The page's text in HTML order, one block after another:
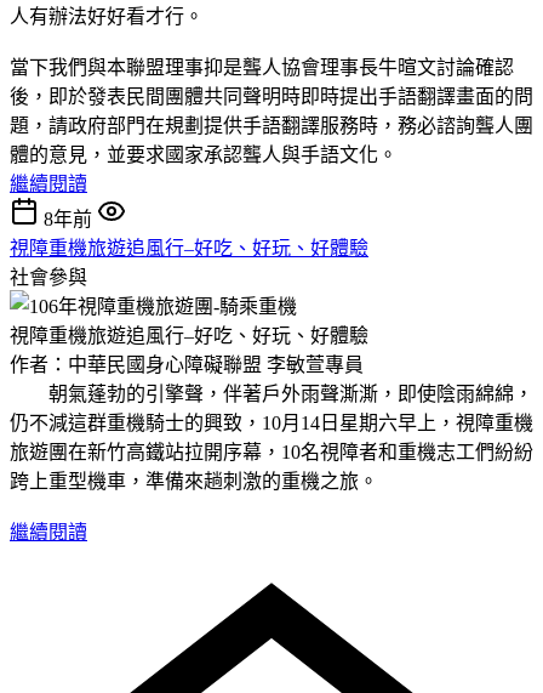
人有辦法好好看才行。
當下我們與本聯盟理事抑是聾人協會理事長牛暄文討論確認
後，即於發表民間團體共同聲明時即時提出手語翻譯畫面的問
題，請政府部門在規劃提供手語翻譯服務時，務必諮詢聾人團
體的意見，並要求國家承認聾人與手語文化。
繼續閱讀
8年前
視障重機旅遊追風行–好吃、好玩、好體驗
社會參與
視障重機旅遊追風行–好吃、好玩、好體驗
作者：中華民國身心障礙聯盟 李敏萱專員
朝氣蓬勃的引擎聲，伴著戶外雨聲澌澌，即使陰雨綿綿，
仍不減這群重機騎士的興致，10月14日星期六早上，視障重機
旅遊團在新竹高鐵站拉開序幕，10名視障者和重機志工們紛紛
跨上重型機車，準備來趟刺激的重機之旅。
繼續閱讀